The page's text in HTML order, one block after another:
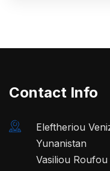
Contact Info
Eleftheriou
Yunanistan
Vasiliou